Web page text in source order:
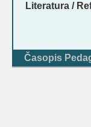
Literatura /
Časopis